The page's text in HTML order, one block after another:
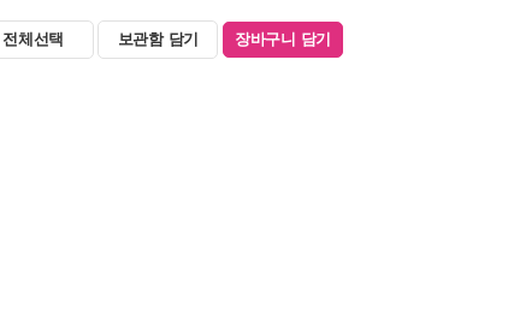
전체선택 보관함 담기 장바구니 담기